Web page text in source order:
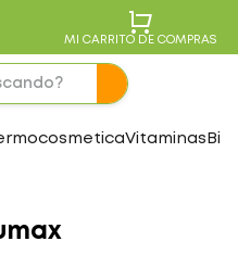
MI CARRITO DE COMPRAS
Vitaminas